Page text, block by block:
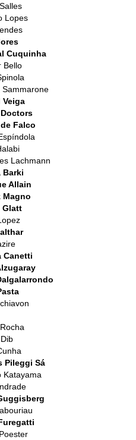
Lopes
Cuquinha
Bello
Sammarone
Veiga
Falco
Lachmann
Barki
Allain
Magno
Glatt
Canetti
Pileggi Sá
Katayama